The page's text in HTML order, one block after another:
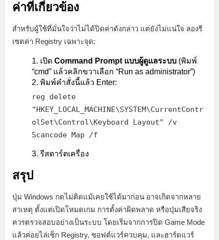
ค่าที่เกี่ยวข้อง
สำหรับผู้ใช้ที่มั่นใจว่าไม่ได้ปิดค่าดังกล่าว แต่ยังไม่แน่ใจ ลองรี
เซตค่า Registry เฉพาะจุด:
เปิด Command Prompt แบบผู้ดูแลระบบ (พิมพ์
“cmd” แล้วคลิกขวาเลือก “Run as administrator”)
พิมพ์คำสั่งนี้แล้ว Enter:
reg delete
"HKEY_LOCAL_MACHINE\SYSTEM\CurrentContr
olSet\Control\Keyboard Layout" /v
Scancode Map /f
รีสตาร์ตเครื่อง
สรุป
ปุ่ม Windows กดไม่ติดแม้เคยใช้ได้มาก่อน อาจเกิดจากหลาย
สาเหตุ ตั้งแต่เปิดโหมดเกม การตั้งค่าผิดพลาด หรือปุ่มเสียจริง
ควรตรวจสอบอย่างเป็นระบบ โดยเริ่มจากการปิด Game Mode
แล้วค่อยไล่เช็ก Registry, ซอฟต์แวร์ควบคุม, และฮาร์ดแวร์